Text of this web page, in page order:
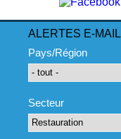
ALERTES E-MAIL
Pays/Région
Secteur